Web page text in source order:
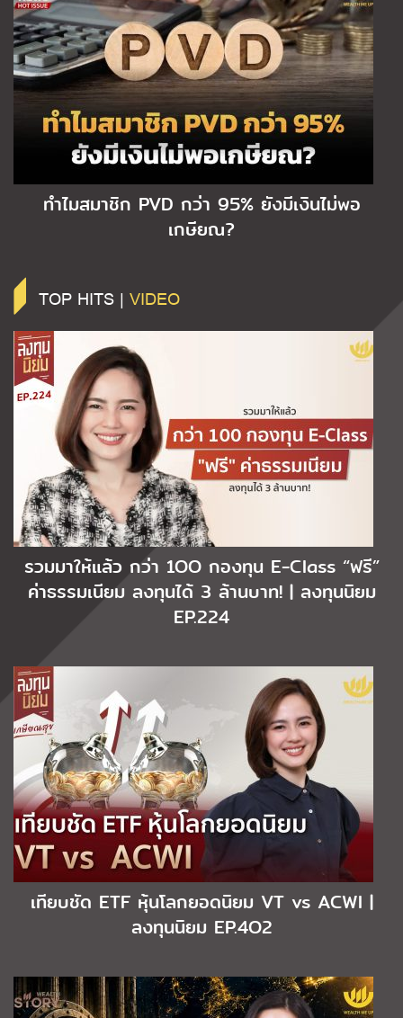
ทำไมสมาชิก PVD กว่า 95% ยังมีเงินไม่พอ
เกษียณ?
TOP HITS | VIDEO
รวมมาให้แล้ว กว่า 1OO กองทุน E-Class “ฟรี”
ค่าธรรมเนียม ลงทุนได้ 3 ล้านบาท! | ลงทุนนิยม
EP.224
เทียบชัด ETF หุ้นโลกยอดนิยม VT vs ACWI |
ลงทุนนิยม EP.4O2